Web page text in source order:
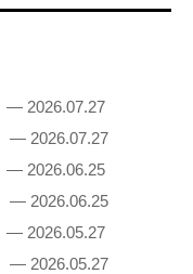
— 2026.07.27
— 2026.07.27
— 2026.06.25
— 2026.06.25
— 2026.05.27
— 2026.05.27